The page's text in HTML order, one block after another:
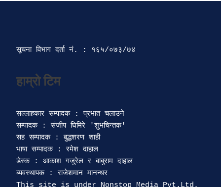
सूचना विभाग दर्ता‍ नं. : १६५/०७३/७४
हाम्रो टिम
सल्लाहकार सम्पादक : प्रभात चलाउने
सम्पादक : संजीप घिमिरे 'शुभचिन्तक'
सह सम्पादक : बुद्धशरण शाही
भाषा सम्पादक : रमेश दाहाल
डेस्क : आकाश गजुरेल र बाबुराम दाहाल
ब्यवस्थापक : राजेशमान मानन्धर